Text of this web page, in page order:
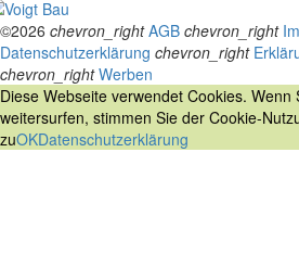
©2026 chevron_right AGB chevron_right
Datenschutzerklärung chevron_right
chevron_right Werben
Diese Webseite verwendet Cookies. Wenn
weitersurfen, stimmen Sie der Cookie-
zuOKDatenschutzerklärung